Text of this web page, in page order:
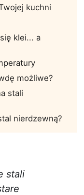
kuchni
klei... a
możliwe?
stali
nierdzewną?
stali